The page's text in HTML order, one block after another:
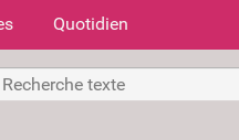
Quotidien